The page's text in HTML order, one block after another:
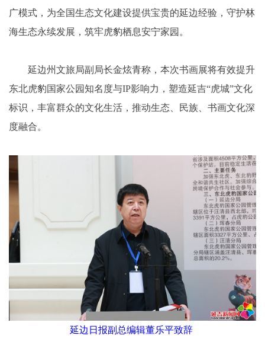
广模式，为全国生态文化建设提供宝贵的延边经验，守护林
海生态永续发展，筑牢虎豹栖息安宁家园。
延边州文旅局副局长金炫青称，本次书画展将有效提升
东北虎豹国家公园知名度与IP影响力，塑造延吉“虎城”文化
标识，丰富群众的文化生活，推动生态、民族、书画文化深
度融合。
延边日报副总编辑董乐平致辞